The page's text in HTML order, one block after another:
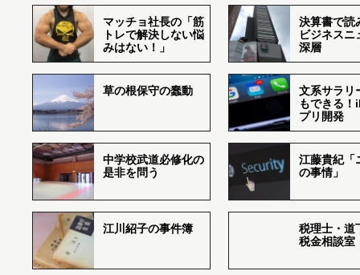
マッチョ社長の「筋
トレで解決しない悩
みはない！」
決算書で読
ビジネスニ
深層
草の根保守の蠢動
文系サラリ
もできる
プリ開発
中学校武道必修化の
是非を問う
江藤貴紀「
の事情」
江川紹子の事件簿
税理士・道
税金相談室